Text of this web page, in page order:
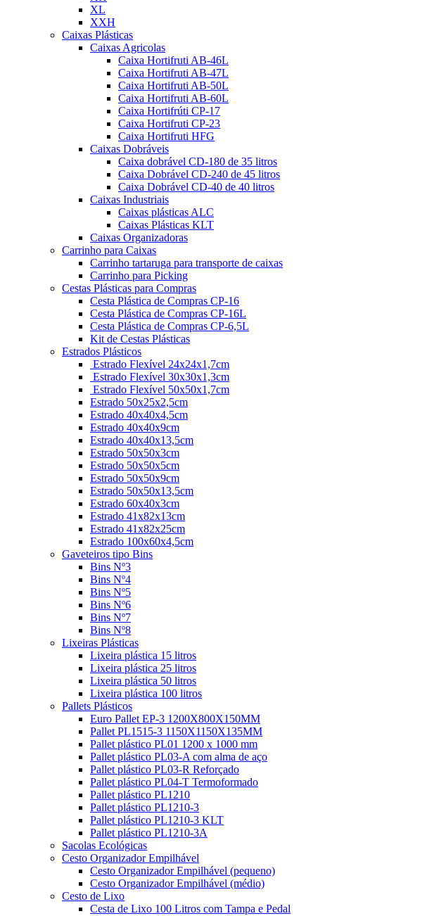
XL
XXH
Caixas Plásticas
Caixas Agricolas
Caixa Hortifruti AB-46L
Caixa Hortifruti AB-47L
Caixa Hortifruti AB-50L
Caixa Hortifruti AB-60L
Caixa Hortifrúti CP-17
Caixa Hortifruti CP-23
Caixa Hortifruti HFG
Caixas Dobráveis
Caixa dobrável CD-180 de 35 litros
Caixa Dobrável CD-240 de 45 litros
Caixa Dobrável CD-40 de 40 litros
Caixas Industriais
Caixas plásticas ALC
Caixas Plásticas KLT
Caixas Organizadoras
Carrinho para Caixas
Carrinho tartaruga para transporte de caixas
Carrinho para Picking
Cestas Plásticas para Compras
Cesta Plástica de Compras CP-16
Cesta Plástica de Compras CP-16L
Cesta Plástica de Compras CP-6,5L
Kit de Cestas Plásticas
Estrados Plásticos
Estrado Flexível 24x24x1,7cm
Estrado Flexível 30x30x1,3cm
Estrado Flexível 50x50x1,7cm
Estrado 50x25x2,5cm
Estrado 40x40x4,5cm
Estrado 40x40x9cm
Estrado 40x40x13,5cm
Estrado 50x50x3cm
Estrado 50x50x5cm
Estrado 50x50x9cm
Estrado 50x50x13,5cm
Estrado 60x40x3cm
Estrado 41x82x13cm
Estrado 41x82x25cm
Estrado 100x60x4,5cm
Gaveteiros tipo Bins
Bins Nº3
Bins Nº4
Bins Nº5
Bins Nº6
Bins Nº7
Bins Nº8
Lixeiras Plásticas
Lixeira plástica 15 litros
Lixeira plástica 25 litros
Lixeira plástica 50 litros
Lixeira plástica 100 litros
Pallets Plásticos
Euro Pallet EP-3 1200X800X150MM
Pallet PL1515-3 1150X1150X135MM
Pallet plástico PL01 1200 x 1000 mm
Pallet plástico PL03-A com alma de aço
Pallet plástico PL03-R Reforçado
Pallet plástico PL04-T Termoformado
Pallet plástico PL1210
Pallet plástico PL1210-3
Pallet plástico PL1210-3 KLT
Pallet plástico PL1210-3A
Sacolas Ecológicas
Cesto Organizador Empilhável
Cesto Organizador Empilhável (pequeno)
Cesto Organizador Empilhável (médio)
Cesto de Lixo
Cesta de Lixo 100 Litros com Tampa e Pedal